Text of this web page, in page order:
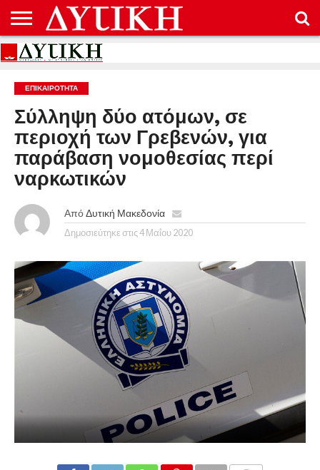
ΑΡΧΙΚΉ
ΕΠΙΚΟΙΝΩΝΊΑ
ΌΡΟΙ
ΠΡΟΣΤΑΣΊΑ
ΔΕΔΟΜΈΝΩΝ
ΕΠΙΚΑΙΡΟΤΗΤΑ
Σύλληψη δύο ατόμων, σε
περιοχή των Γρεβενών, για
παράβαση νομοθεσίας περί
ναρκωτικών
Από Δυτική Μακεδονία
Δημοσιεύτηκε στις4 Μαΐου 2020